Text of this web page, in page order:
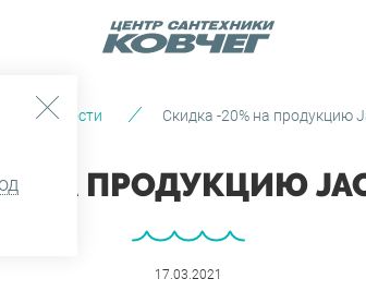
Новости Скидка -20% на продукцию
НА ПРОДУКЦИЮ
17.03.2021